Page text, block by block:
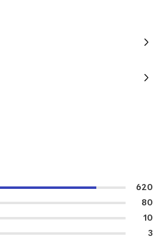
620
80
10
3